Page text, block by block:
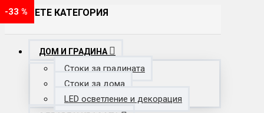
ИЗБЕРЕТЕ КАТЕГОРИЯ
ДОМ И ГРАДИНА
Стоки за градината
Стоки за дома
LED осветление и декорация
-33 %
-33 %
-33 %
-33 %
-33 %
-33 %
-33 %
-33 %
-33 %
-23 %
-23 %
-23 %
-23 %
-33 %